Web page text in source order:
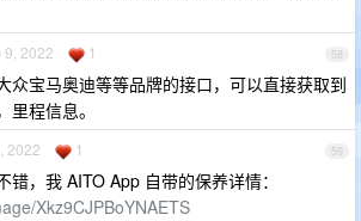
58
9, 2022 1
众宝马奥迪等等品牌的接口，可以直接获取到
程信息。
59
2022 1
错，我 AITO App 自带的保养详情：
Xkz9CJPBoYNAETS